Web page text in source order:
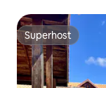
Superhost
Superhost